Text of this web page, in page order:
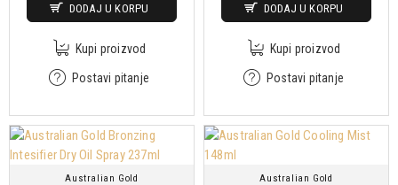
DODAJ U KORPU
Kupi proizvod
Postavi pitanje
DODAJ U KORPU
Kupi proizvod
Postavi pitanje
Australian Gold Australian Gold